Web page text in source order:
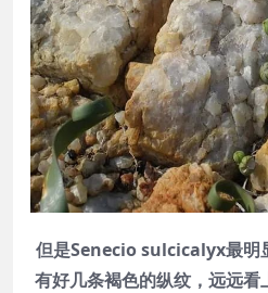
但是Senecio sulcicalyx最明
有好几条褐色的纵纹，远远